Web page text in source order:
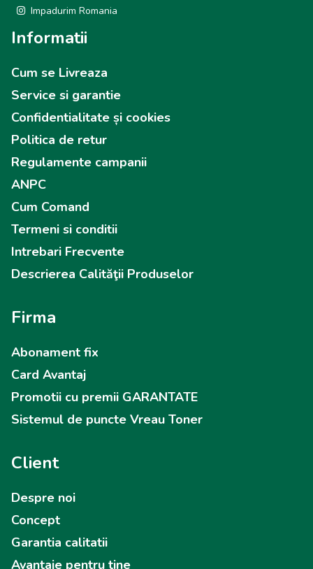
Impadurim Romania
Informatii
Cum se Livreaza
Service si garantie
Confidentialitate și cookies
Politica de retur
Regulamente campanii
ANPC
Cum Comand
Termeni si conditii
Intrebari Frecvente
Descrierea Calităţii Produselor
Firma
Abonament fix
Card Avantaj
Promotii cu premii GARANTATE
Sistemul de puncte Vreau Toner
Client
Despre noi
Concept
Garantia calitatii
Avantaje pentru tine